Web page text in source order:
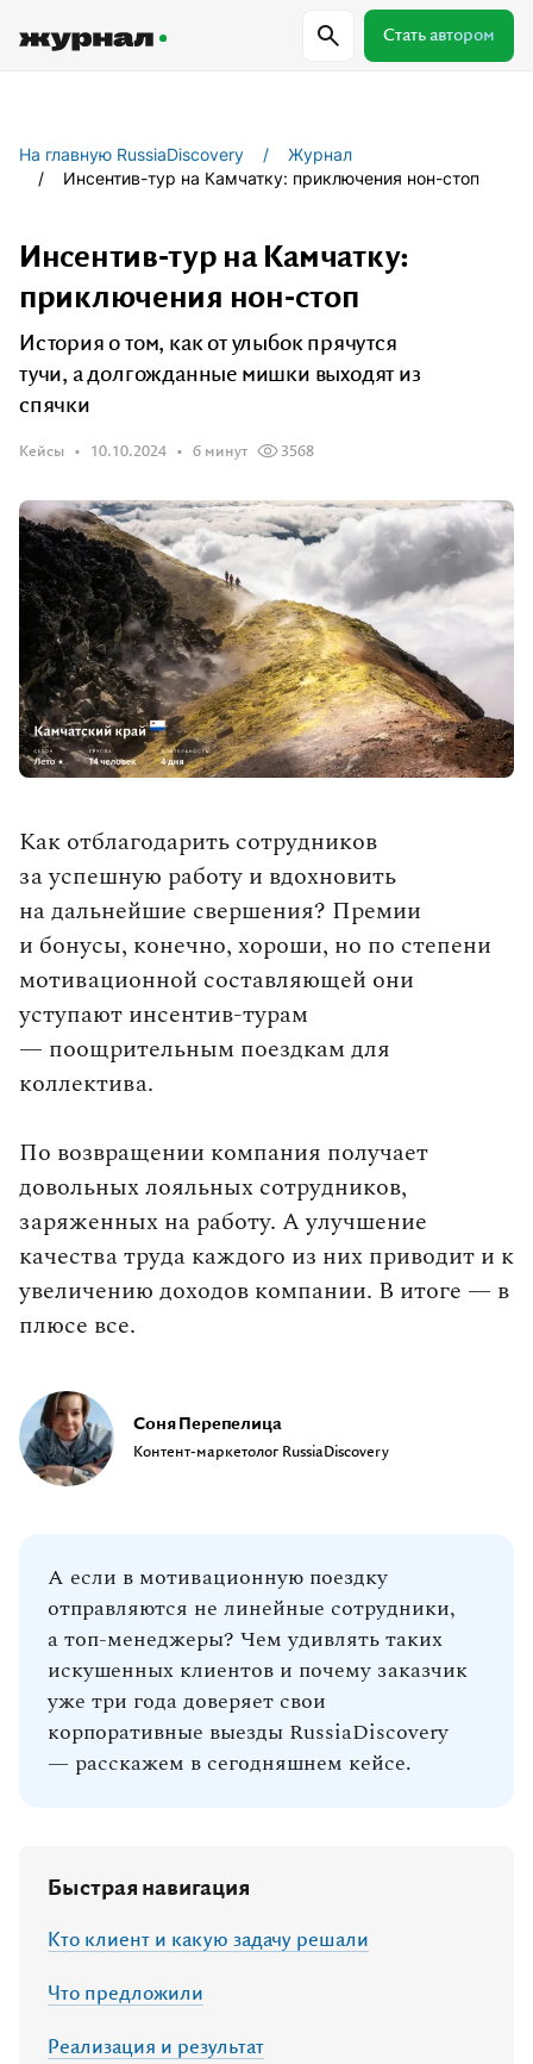
Стать автором
Журнал RussiaDiscovery
Пишем о России, чтобы родная земля
перестала быть Terra Incognita.
Сотрудничаем с мастерами слова,
влюбленными в путешествия.
На главную RussiaDiscovery
Журнал
Инсентив-тур на Камчатку: приключения нон-стоп
Инсентив-тур на Камчатку:
приключения нон-стоп
История о том, как от улыбок прячутся
тучи, а долгожданные мишки выходят из
спячки
Кейсы 10.10.2024 6 минут 3568
Как отблагодарить сотрудников
за успешную работу и вдохновить
на дальнейшие свершения? Премии
и бонусы, конечно, хороши, но по степени
мотивационной составляющей они
уступают инсентив‑турам
— поощрительным поездкам для
коллектива.
По возвращении компания получает
довольных лояльных сотрудников,
заряженных на работу. А улучшение
качества труда каждого из них приводит и к
увеличению доходов компании. В итоге — в
плюсе все.
Соня Перепелица
Контент-маркетолог RussiaDiscovery
А если в мотивационную поездку
отправляются не линейные сотрудники,
а топ‑менеджеры? Чем удивлять таких
искушенных клиентов и почему заказчик
уже три года доверяет свои
корпоративные выезды RussiaDiscovery
— расскажем в сегодняшнем кейсе.
Быстрая навигация
Кто клиент и какую задачу решали
Что предложили
Реализация и результат